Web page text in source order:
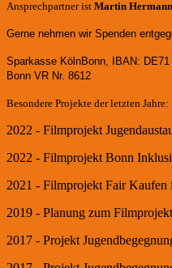
Ansprechpartner ist Martin Hermann
Gerne nehmen wir Spenden
Sparkasse KölnBonn, IBAN:
Bonn VR Nr. 8612
Besondere Projekte der letzten Jahre:
2022 - Filmprojekt
2022 - Filmprojekt Bonn
2021 - Filmprojekt Fair Kaufen
2019 - Planung zum
2017 - Projekt